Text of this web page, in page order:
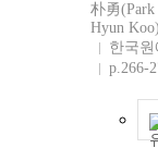
朴勇
Hyun
한국
p.266-